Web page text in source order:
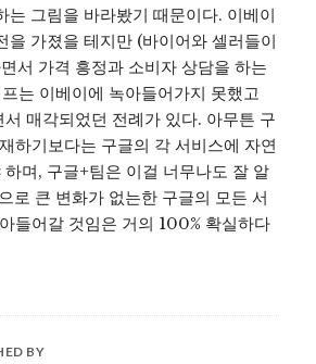
는 그림을 바라봤기 때문이다. 이베이
을 가졌을 테지만 (바이어와 셀러들이
서 가격 흥정과 소비자 상담을 하는
는 이베이에 녹아들어가지 못했고
매각되었던 전례가 있다. 아무튼 구
하기보다는 구글의 각 서비스에 자연
며, 구글+팀은 이걸 너무나도 잘 알
로 큰 변화가 없는한 구글의 모든 서
들어갈 것임은 거의 100% 확실하다
BY